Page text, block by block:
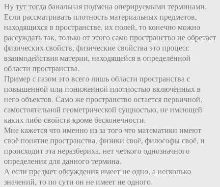
Ну тут тогда банальная подмена оперируемыми терминами.
Если рассматривать плотность материальных предметов,
находящихся в пространстве, их полей, то конечно можно
рассуждать так, только от этого само пространство не обретает
физических свойств, физические свойства это процесс
взаимодействия материи, находящейся в определённой
области пространства.
Пример с газом это всего лишь области пространства с
повышенной или пониженной плотностью включённых в
него объектов. Само же пространство остается первичной,
самостоятельной геометрической сущностью, не имеющей
каких либо свойств кроме бесконечности.
Мне кажется что именно из за того что математики имеют
своё понятие пространства, физики своё, философы своё, и
происходит эта неразбериха, нет четкого однозначного
определения для данного термина.
А если предмет обсуждения имеет не одно, а несколько
значений, то по сути он не имеет не одного.